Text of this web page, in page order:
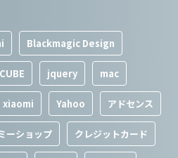
Blackmagic Design
jquery mac
xiaomi Yahoo アドセンス
ーショップ クレジットカード